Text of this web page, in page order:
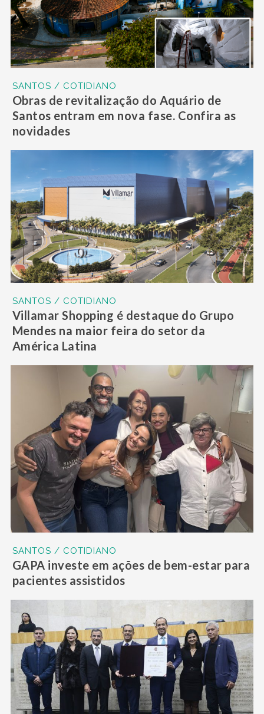
SANTOS / COTIDIANO
Obras de revitalização do Aquário de
Santos entram em nova fase. Confira as
novidades
SANTOS / COTIDIANO
Villamar Shopping é destaque do Grupo
Mendes na maior feira do setor da
América Latina
SANTOS / COTIDIANO
GAPA investe em ações de bem-estar para
pacientes assistidos